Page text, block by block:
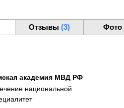
Отзывы(3) Фото
академия МВД РФ
национальной